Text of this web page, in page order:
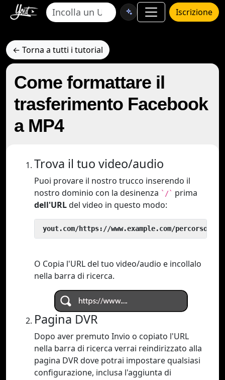
Iscrizione
← Torna a tutti i tutorial
Come formattare il
trasferimento Facebook
a MP4
Trova il tuo video/audio
Puoi provare il nostro trucco inserendo il
nostro dominio con la desinenza `/` prima
dell'URLdel video in questo modo:
yout.com/https://www.example.com/percorso/
O Copia l'URL del tuo video/audio e incollalo
nella barra di ricerca.
Pagina DVR
Dopo aver premuto Invio o copiato l'URL
nella barra di ricerca verrai reindirizzato alla
pagina DVR dove potrai impostare qualsiasi
configurazione, inclusa l'aggiunta di